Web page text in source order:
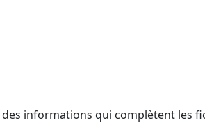
informations qui complètent les